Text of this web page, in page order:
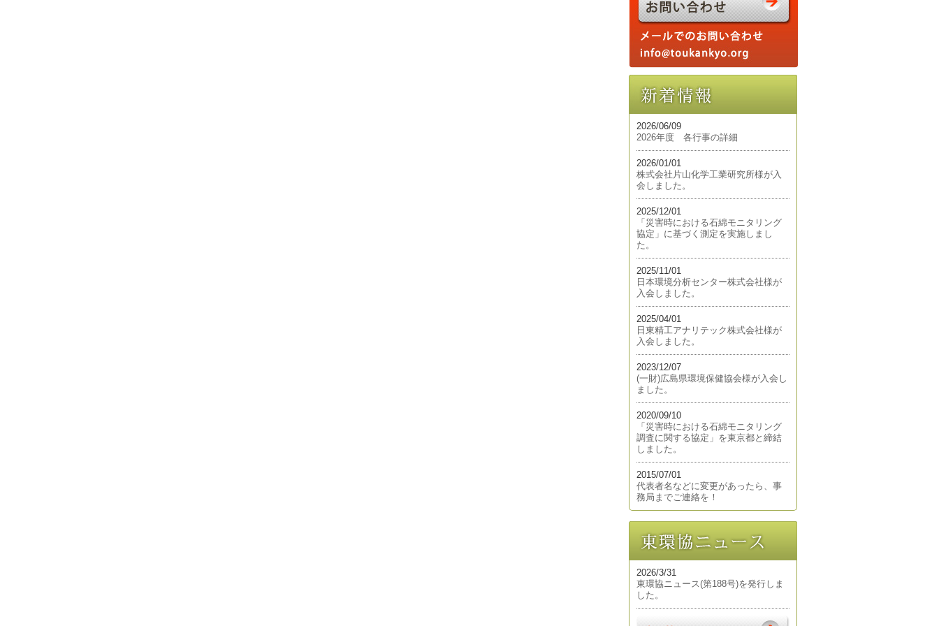
2026/06/09
2026年度 各行事の詳細
2026/01/01
株式会社片山化学工業研究所様が入
会しました。
2025/12/01
「災害時における石綿モニタリング
協定」に基づく測定を実施しまし
た。
2025/11/01
日本環境分析センター株式会社様が
入会しました。
2025/04/01
日東精工アナリテック株式会社様が
入会しました。
2023/12/07
(一財)広島県環境保健協会様が入会し
ました。
2020/09/10
「災害時における石綿モニタリング
調査に関する協定」を東京都と締結
しました。
2015/07/01
代表者名などに変更があったら、事
務局までご連絡を！
2026/3/31
東環協ニュース(第188号)を発行しま
した。